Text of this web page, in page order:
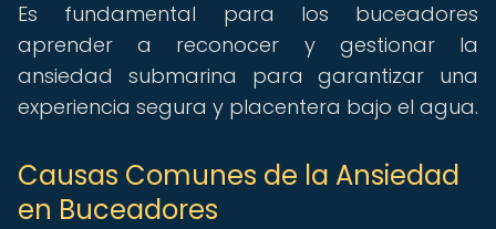
Es fundamental para los buceadores
aprender a reconocer y gestionar la
ansiedad submarina para garantizar una
experiencia segura y placentera bajo el agua.
Causas Comunes de la Ansiedad
en Buceadores